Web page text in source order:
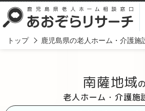
トップ 鹿児島県の老人ホーム・介護施
南薩地域の
老人ホーム・介護施